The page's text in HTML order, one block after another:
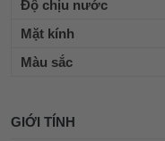
Độ chịu nước
Mặt kính
Màu sắc
GIỚI TÍNH